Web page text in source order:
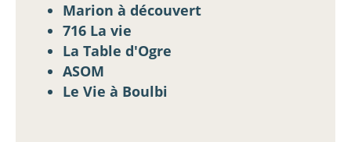
Marion à découvert
716 La vie
La Table d'Ogre
ASOM
Le Vie à Boulbi